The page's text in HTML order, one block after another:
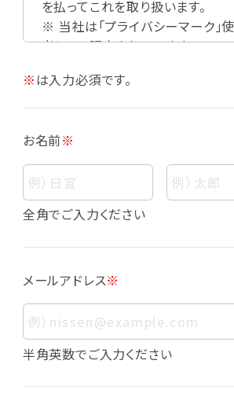
を払ってこれを取り扱います。
※ 当社は「プライバシーマーク」
者として認定されています。
個人情報
個人情報とは、お客様個人に関す
て、当該情報を構成する氏名、住所
す。また、その情報のみでは識別で
も、他の情報と容易に照合するこ
お客様個人を識別できるものも個
れます。
個人情報の利用目的について
※は入力必須です。
お名前※
全角でご入力ください
メールアドレス※
半角英数でご入力ください